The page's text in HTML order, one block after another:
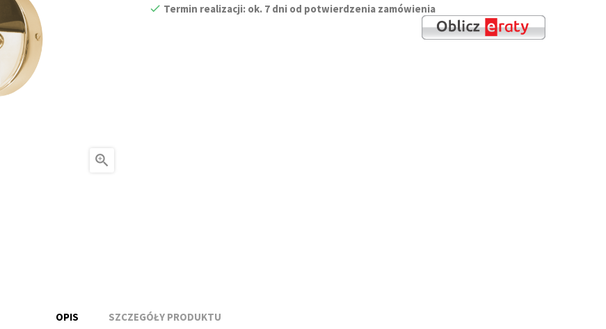

Termin realizacji: ok. 7 dni od potwierdzenia zamówienia
OPIS SZCZEGÓŁY PRODUKTU